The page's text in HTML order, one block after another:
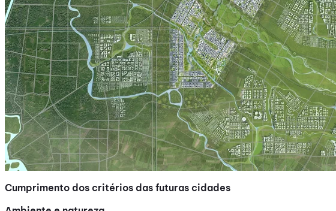
Cumprimento dos critérios das futuras cidades